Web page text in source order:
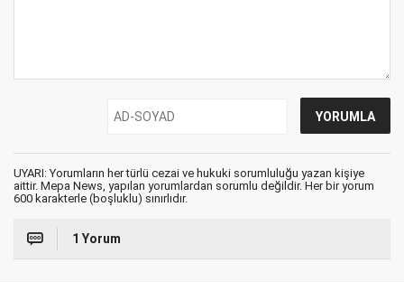
UYARI: Yorumların her türlü cezai ve hukuki sorumluluğu yazan kişiye
aittir. Mepa News, yapılan yorumlardan sorumlu değildir. Her bir yorum
600 karakterle (boşluklu) sınırlıdır.
1 Yorum